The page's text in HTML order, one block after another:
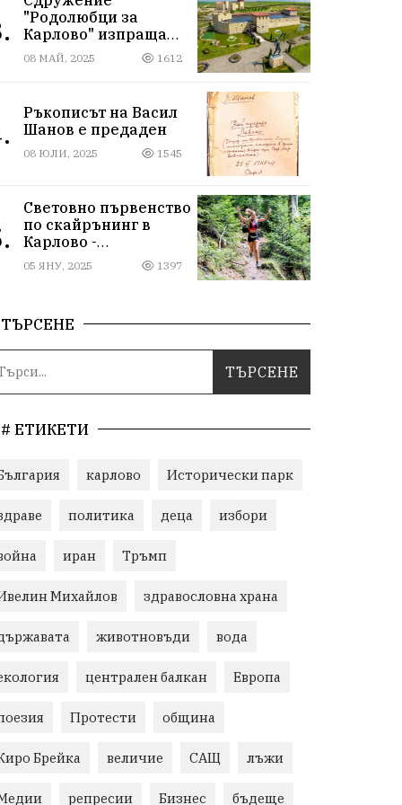
"Родолюбци за
Карлово" изпраща
ученици на
екскурзия в
дискриминацията
08 МАЙ, 2025 1612
Ръкописът на Васил
Шанов е предаден
08 ЮЛИ, 2025 1545
Световно първенство
по скайрънинг в
Карлово -
Балканиада 2025 г.
05 ЯНУ, 2025 1397
ТЪРСЕНЕ
# ЕТИКЕТИ
карлово Исторически парк
политика деца избори
иран Тръмп
Михайлов здравословна храна
животновъди вода
централен балкан Европа
Протести община
Брейка величие САЩ лъжи
репресии Бизнес бъдеще